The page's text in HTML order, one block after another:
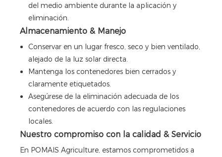
del medio ambiente durante la aplicación y
eliminación.
Almacenamiento & Manejo
Conservar en un lugar fresco, seco y bien ventilado,
alejado de la luz solar directa.
Mantenga los contenedores bien cerrados y
claramente etiquetados.
Asegúrese de la eliminación adecuada de los
contenedores de acuerdo con las regulaciones
locales.
Nuestro compromiso con la calidad & Servicio
En POMAIS Agriculture, estamos comprometidos a